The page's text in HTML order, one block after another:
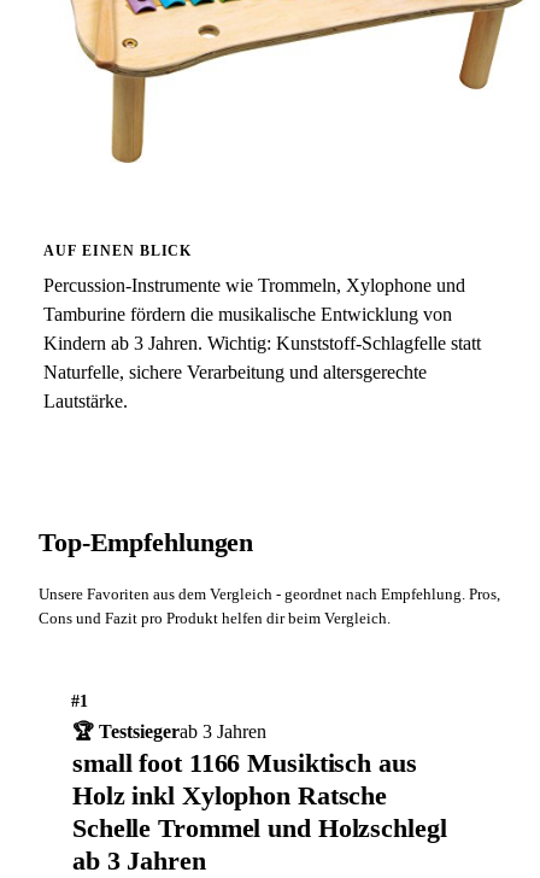
AUF EINEN BLICK
Percussion-Instrumente wie Trommeln, Xylophone und
Tamburine fördern die musikalische Entwicklung von
Kindern ab 3 Jahren. Wichtig: Kunststoff-Schlagfelle statt
Naturfelle, sichere Verarbeitung und altersgerechte
Lautstärke.
Top-Empfehlungen
Unsere Favoriten aus dem Vergleich - geordnet nach Empfehlung. Pros,
Cons und Fazit pro Produkt helfen dir beim Vergleich.
#1
🏆 Testsiegerab 3 Jahren
small foot 1166 Musiktisch aus
Holz inkl Xylophon Ratsche
Schelle Trommel und Holzschlegl
ab 3 Jahren